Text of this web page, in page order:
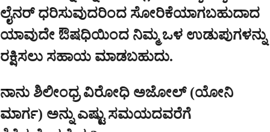
ಲೈನರ್ ಧರಿಸುವುದರಿಂದ ಸೋರಿಕೆಯಾಗಬಹುದಾದ
ಯಾವುದೇ ಔಷಧಿಯಿಂದ ನಿಮ್ಮ ಒಳ ಉಡುಪುಗಳನ್ನು
ರಕ್ಷಿಸಲು ಸಹಾಯ ಮಾಡಬಹುದು.
ನಾನು ಶಿಲೀಂಧ್ರ ವಿರೋಧಿ ಅಜೋಲ್ (ಯೋನಿ
ಮಾರ್ಗ) ಅನ್ನು ಎಷ್ಟು ಸಮಯದವರೆಗೆ